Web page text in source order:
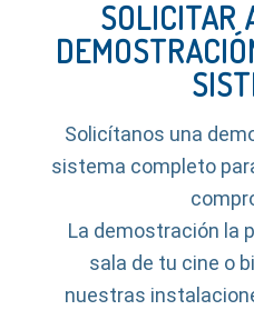
SOLICITAR
Solicítanos una
sistema completo
La demostración la
sala de tu cine o
nuestras